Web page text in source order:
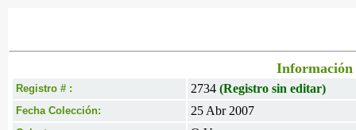
Información
Registro # : 2734 (Registro sin editar)
Fecha Colección: 25 Abr 2007